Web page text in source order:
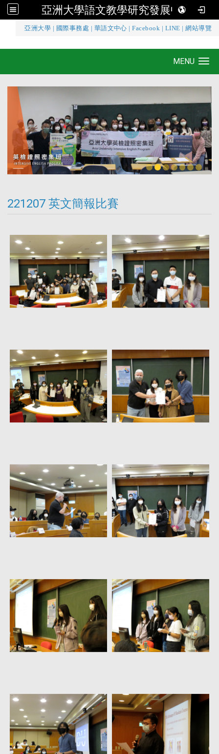
亞洲大學語文教學研究發展中心
亞洲大學 國際事務處 華語文中心 |Facebook LINE |網站導覽
亞洲大學語文教學研究發展中心
MENU
221207 英文簡報比賽